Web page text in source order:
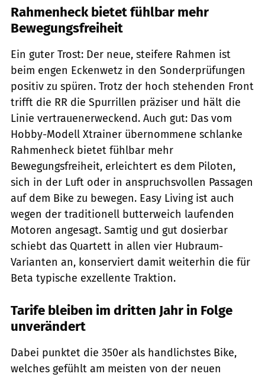
Rahmenheck bietet fühlbar mehr
Bewegungsfreiheit
Ein guter Trost: Der neue, steifere Rahmen ist
beim engen Eckenwetz in den Sonderprüfungen
positiv zu spüren. Trotz der hoch stehenden Front
trifft die RR die Spurrillen präziser und hält die
Linie vertrauenerweckend. Auch gut: Das vom
Hobby-Modell Xtrainer übernommene schlanke
Rahmenheck bietet fühlbar mehr
Bewegungsfreiheit, erleichtert es dem Piloten,
sich in der Luft oder in anspruchsvollen Passagen
auf dem Bike zu bewegen. Easy Living ist auch
wegen der traditionell butterweich laufenden
Motoren angesagt. Samtig und gut dosierbar
schiebt das Quartett in allen vier Hubraum-
Varianten an, konserviert damit weiterhin die für
Beta typische exzellente Traktion.
Tarife bleiben im dritten Jahr in Folge
unverändert
Dabei punktet die 350er als handlichstes Bike,
welches gefühlt am meisten von der neuen